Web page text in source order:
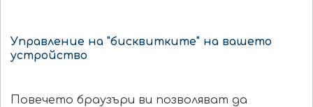
Управление на "бисквитките" на вашето
устройство
Повечето браузъри ви позволяват да